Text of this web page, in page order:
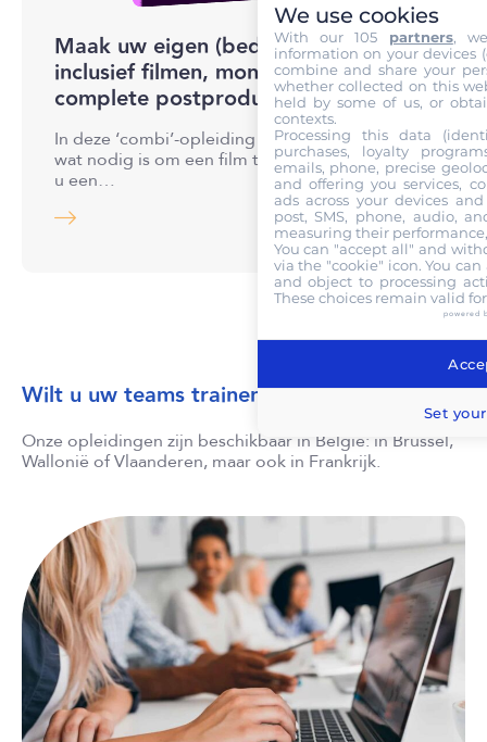
Maak uw eigen (bedrijfs-)film,
inclusief filmen, monteren en de
complete postproductie
In deze ‘combi’-opleiding komt alles aan bod
wat nodig is om een film te maken. U leert hoe
u een…
Wilt u uw teams trainen?
Onze opleidingen zijn beschikbaar in België: in Brussel,
Wallonië of Vlaanderen, maar ook in Frankrijk.
We use cookies
With our 105 partners,
information on your devices
combine and share your
whether collected on this
held by some of us, or
contexts.
Processing this data
purchases, loyalty
emails, phone, precise
and offering you services,
ads across your devices
post, SMS, phone, audio,
measuring their
You can "accept all" and
via the "cookie" icon. You
and object to processing
These choices remain valid
powered
Set